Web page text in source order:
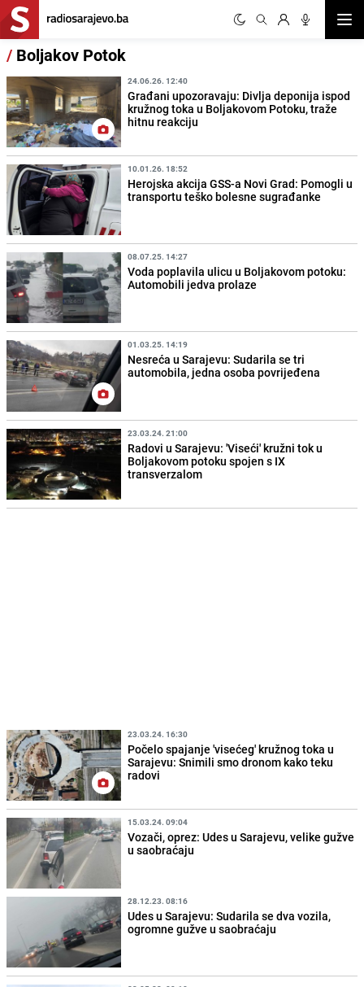
/ Boljakov Potok
24.06.26. 12:40
Građani upozoravaju: Divlja deponija ispod
kružnog toka u Boljakovom Potoku, traže
hitnu reakciju
10.01.26. 18:52
Herojska akcija GSS-a Novi Grad: Pomogli u
transportu teško bolesne sugrađanke
08.07.25. 14:27
Voda poplavila ulicu u Boljakovom potoku:
Automobili jedva prolaze
01.03.25. 14:19
Nesreća u Sarajevu: Sudarila se tri
automobila, jedna osoba povrijeđena
23.03.24. 21:00
Radovi u Sarajevu: 'Viseći' kružni tok u
Boljakovom potoku spojen s IX
transverzalom
23.03.24. 16:30
Počelo spajanje 'visećeg' kružnog toka u
Sarajevu: Snimili smo dronom kako teku
radovi
15.03.24. 09:04
Vozači, oprez: Udes u Sarajevu, velike gužve
u saobraćaju
28.12.23. 08:16
Udes u Sarajevu: Sudarila se dva vozila,
ogromne gužve u saobraćaju